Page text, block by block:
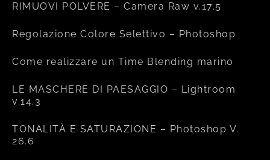
RIMUOVI POLVERE – Camera Raw v.17.5
Regolazione Colore Selettivo – Photoshop
Come realizzare un Time Blending marino
LE MASCHERE DI PAESAGGIO – Lightroom
v.14.3
TONALITÀ E SATURAZIONE – Photoshop V.
26.6